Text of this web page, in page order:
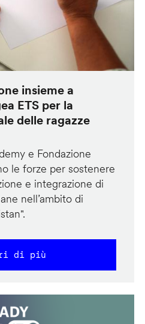
insieme a
ETS per la
delle ragazze
e Fondazione
le forze per sostenere
e integrazione di
nell’ambito di
di più